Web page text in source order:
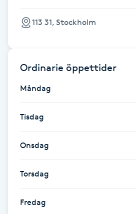
Funktionsanalys
Föning
113 31, Stockholm
Ordinarie öppettider
Måndag
Tisdag
Onsdag
Torsdag
Fredag